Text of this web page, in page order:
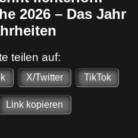
2026 – Das Jahr
teilen auf:
X/Twitter TikTok
Link kopieren